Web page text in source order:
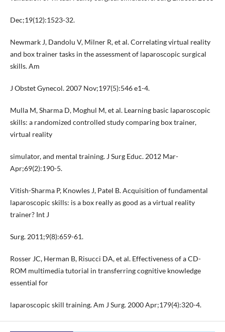
Dec;19(12):1523-32.
Newmark J, Dandolu V, Milner R, et al. Correlating virtual reality
and box trainer tasks in the assessment of laparoscopic surgical
skills. Am
J Obstet Gynecol. 2007 Nov;197(5):546 e1-4.
Mulla M, Sharma D, Moghul M, et al. Learning basic laparoscopic
skills: a randomized controlled study comparing box trainer,
virtual reality
simulator, and mental training. J Surg Educ. 2012 Mar-
Apr;69(2):190-5.
Vitish-Sharma P, Knowles J, Patel B. Acquisition of fundamental
laparoscopic skills: is a box really as good as a virtual reality
trainer? Int J
Surg. 2011;9(8):659-61.
Rosser JC, Herman B, Risucci DA, et al. Effectiveness of a CD-
ROM multimedia tutorial in transferring cognitive knowledge
essential for
laparoscopic skill training. Am J Surg. 2000 Apr;179(4):320-4.